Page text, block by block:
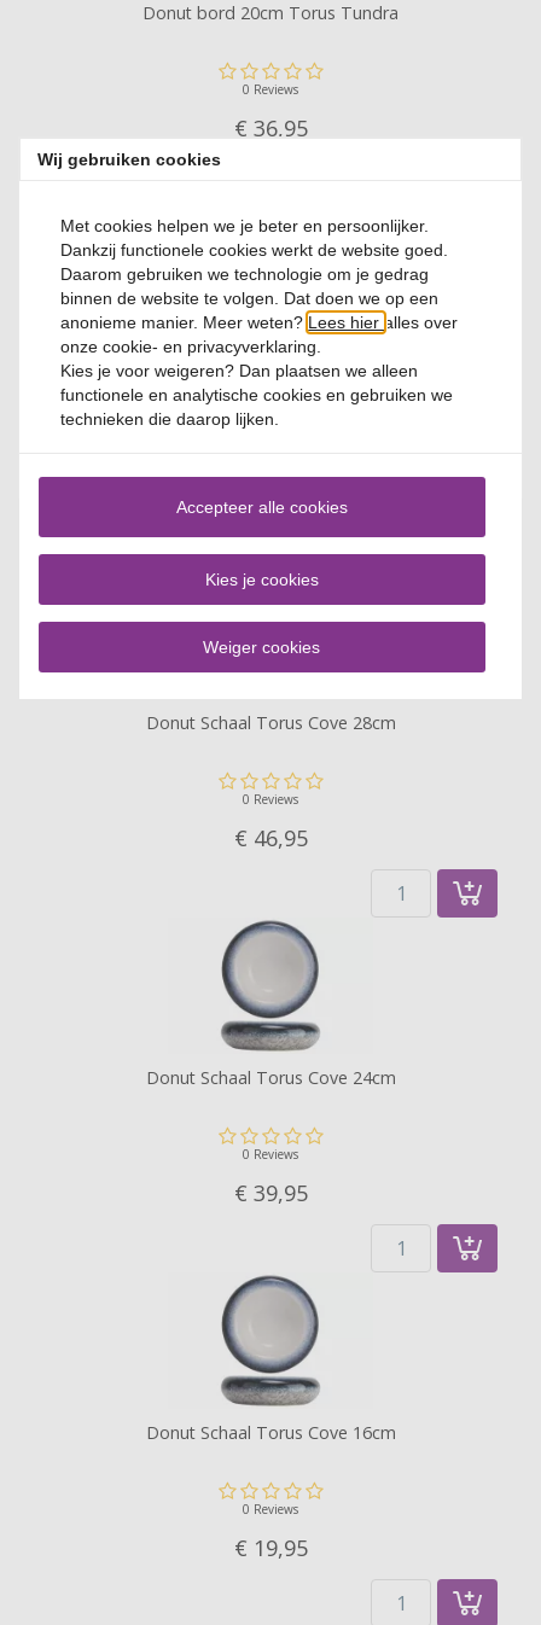
Donut bord 20cm Torus Tundra
0 Reviews
€ 36,95
Donut bord 24cm Torus Tundra
€ 34,95
Donut Schaal Torus Cove 28cm
0 Reviews
€ 46,95
Donut Schaal Torus Cove 24cm
0 Reviews
€ 39,95
Donut Schaal Torus Cove 16cm
0 Reviews
€ 19,95
Wij gebruiken cookies
Met cookies helpen we je beter en persoonlijker.
Dankzij functionele cookies werkt de website goed.
Daarom gebruiken we technologie om je gedrag
binnen de website te volgen. Dat doen we op een
anonieme manier. Meer weten? Lees hier alles over
onze cookie- en privacyverklaring.
Kies je voorweigeren? Dan plaatsen we alleen
functionele en analytische cookies en gebruiken we
technieken die daarop lijken.
Accepteer alle cookies
Kies je cookies
Weiger cookies